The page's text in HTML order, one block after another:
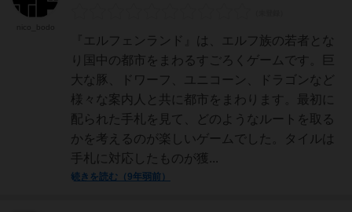
『エルフェンランド』は、エルフ族の若者とな
り国中の都市をまわるすごろくゲームです。巨
大な豚、ドワーフ、ユニコーン、ドラゴンなど
様々な案内人と共に都市をまわります。最初に
配られた手札を見て、どのようなルートを取る
かを考えるのが楽しいゲームでした。タイルは
手札に対応したものが獲...
続きを読む（9年弱前）